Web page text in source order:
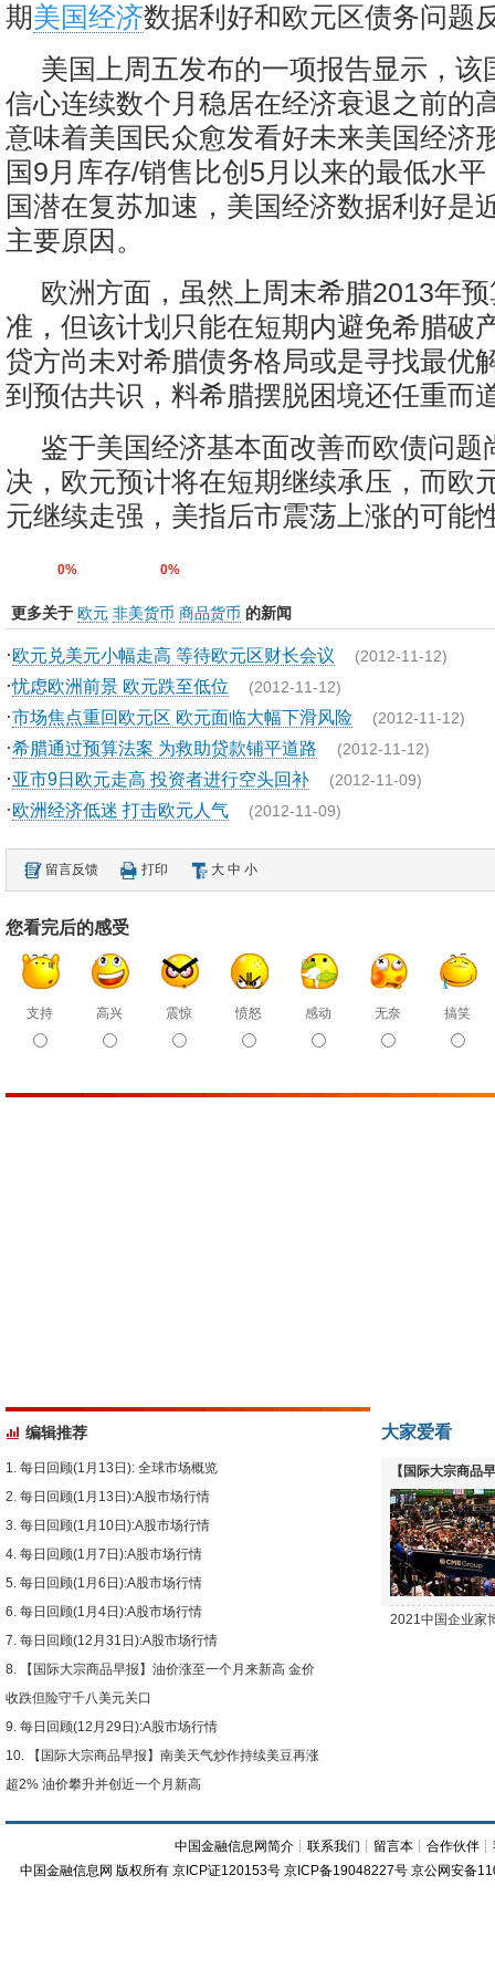
期美国经济数据利好和欧元区债务问题
美国上周五发布的一项报告显示，该
信心连续数个月稳居在经济衰退之前的
意味着美国民众愈发看好未来美国经济
国9月库存/销售比创5月以来的最低水
国潜在复苏加速，美国经济数据利好是
主要原因。
欧洲方面，虽然上周末希腊2013年
准，但该计划只能在短期内避免希腊破
贷方尚未对希腊债务格局或是寻找最优
到预估共识，料希腊摆脱困境还任重而
鉴于美国经济基本面改善而欧债问题
决，欧元预计将在短期继续承压，而欧
元继续走强，美指后市震荡上涨的可能
0% 0%
更多关于 欧元 非美货币 商品货币 的新闻
·欧元兑美元小幅走高 等待欧元区财长会议 (2012-11-12)
·忧虑欧洲前景 欧元跌至低位 (2012-11-12)
·市场焦点重回欧元区 欧元面临大幅下滑风险 (2012-11-12)
·希腊通过预算法案 为救助贷款铺平道路 (2012-11-12)
·亚市9日欧元走高 投资者进行空头回补 (2012-11-09)
·欧洲经济低迷 打击欧元人气 (2012-11-09)
留言反馈 打印 大 中 小
您看完后的感受
支持 高兴 震惊 愤怒 感动 无奈 搞笑
编辑推荐
每日回顾(1月13日): 全球市场概览
每日回顾(1月13日):A股市场行情
每日回顾(1月10日):A股市场行情
每日回顾(1月7日):A股市场行情
每日回顾(1月6日):A股市场行情
每日回顾(1月4日):A股市场行情
每日回顾(12月31日):A股市场行情
【国际大宗商品早报】油价涨至一个月来新高 金价
收跌但险守千八美元关口
每日回顾(12月29日):A股市场行情
【国际大宗商品早报】南美天气炒作持续美豆再涨
超2% 油价攀升并创近一个月新高
大家爱看
【国际大宗商品
下跌
2021中国企业家
中国金融信息网简介 ┊联系我们 ┊ 留言本 ┊合作伙伴 ┊
中国金融信息网 版权所有 京ICP证120153号 京ICP备19048227号 京公网安备